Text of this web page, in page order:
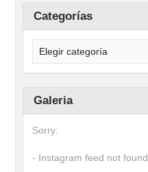
Categorías
Galeria
Sorry:
- Instagram feed not found.